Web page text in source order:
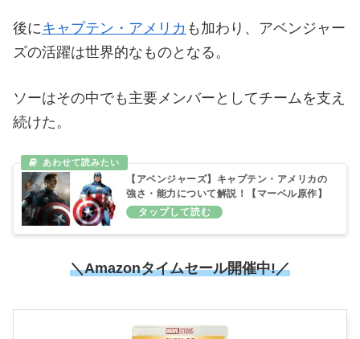
後にキャプテン・アメリカ も加わり、アベンジャー
ズの活躍は世界的なものとなる。
ソーはその中でも主要メンバーとしてチームを支え
続けた。
【アベンジャーズ】キャプテン・アメリカの
強さ・能力について解説！【マーベル原作】
＼Amazonタイムセール開催中!／